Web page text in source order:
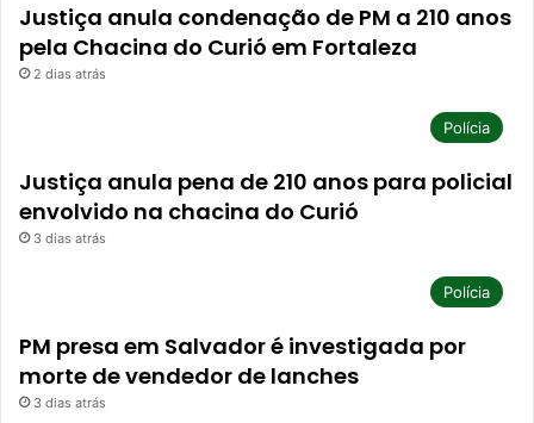
Justiça anula condenação de PM a 210 anos
pela Chacina do Curió em Fortaleza
2 dias atrás
Polícia
Justiça anula pena de 210 anos para policial
envolvido na chacina do Curió
3 dias atrás
Polícia
PM presa em Salvador é investigada por
morte de vendedor de lanches
3 dias atrás